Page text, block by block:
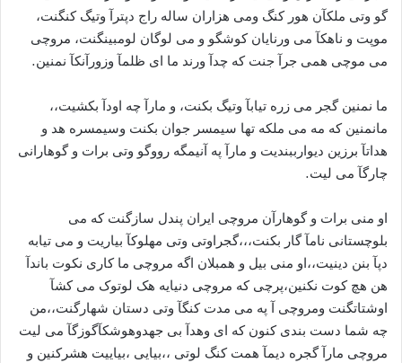
گو وتی ملکآن هور کنگ ومی هزاران ساله راج دپترآ وتیگ کنگنت،
موپت و ناهکآ می ورنایان کوشگو و می لوگان لومبینگنت، مروچی
می موچی همی جرآ جنت که چدآ ورند ما ای ظلمآ وزورآنکآ نمنین.
ما نمنین گجر می زره تیابآ وتیگ بکنت، و مارآ چه اودآ بکشیت،،
مانمنین که مه می ملکه تها سیمسر جوان بکنت وسیمسره هد و
هداتآ برزین دیوارببندیت و مارآ په آنیمگه رووگو وتی برات و گوهارانی
چارگآ می لیت.
او منی برات و گوهارآن مروچی ایران پندل سازگنت که می
بلوچستانی نامآ گار بکنت،،،گجراوتی وتی مهلوکآ بیاریت و می تیابه
دپآ بنن دینیت،،او منی بیل و همبلان اگه مروچی ما کاری نکوت باندآ
هن هچ کوت نکنین،پرچی که مروچی دنیایه هک لوتوک می کشآ
اوشتاتگنت ومروچی آ په می مدت کنگآ وتی دستان شهارگنت،،من
چه شما دست بندی کنون که ای وهدآ بی جهدوهوشکآگوزگآ می لیت
مروچی مارآ گجره دیمآ همت کنگ لوتی ،،بیایی ،بیاییت هشرکنین و